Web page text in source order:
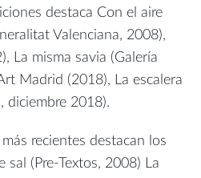
destaca Con el aire
Valenciana, 2008),
La misma savia (Galería
Madrid (2018), La escalera
diciembre 2018).
recientes destacan los
sal (Pre-Textos, 2008) La